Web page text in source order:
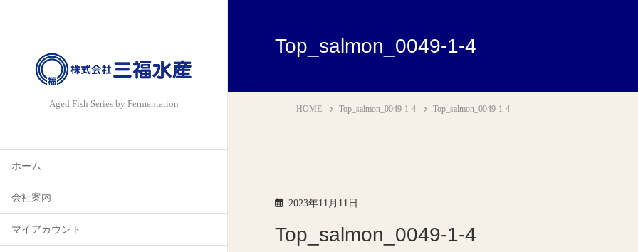
Aged Fish Series by Fermentation
ホーム
会社案内
マイアカウント
Top_salmon_0049-1-4
HOME Top_salmon_0049-1-4 Top_salmon_0049-1-4
2023年11月11日
Top_salmon_0049-1-4